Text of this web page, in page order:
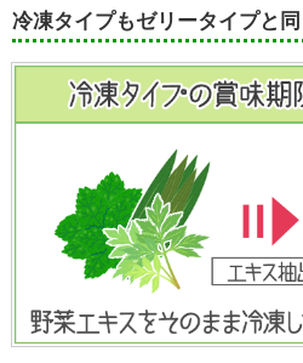
冷凍タイプもゼリータイプと